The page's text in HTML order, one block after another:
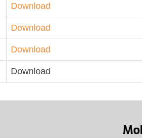
Download
Download
Download
Download